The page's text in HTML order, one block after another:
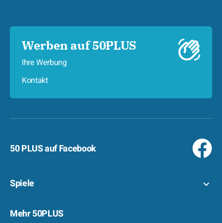
Werben auf 50PLUS
Ihre Werbung
Kontakt
50 PLUS auf Facebook
Spiele
Mehr 50PLUS